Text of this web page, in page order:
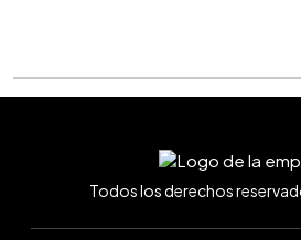
Todos los derechos